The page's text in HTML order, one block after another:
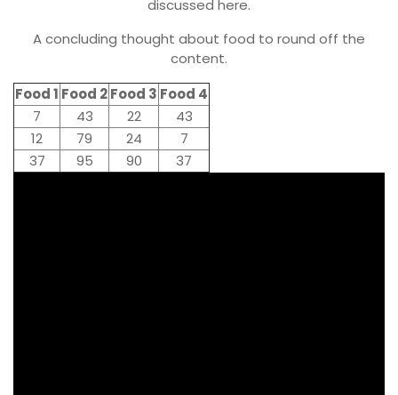
discussed here.
A concluding thought about food to round off the
content.
Food 1 Food 2Food 3 Food 4
7
43 22
43
12
79 24
7
37
95 90 37